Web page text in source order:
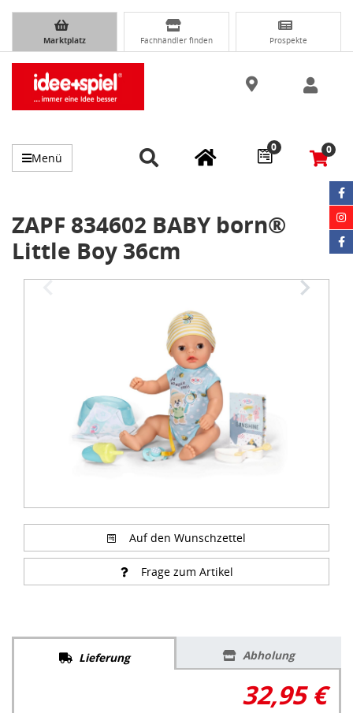
Marktplatz Fachhändler finden Prospekte
Menü
0 0
ZAPF 834602 BABY born®
Little Boy 36cm
Auf den Wunschzettel
Frage zum Artikel
Lieferung Abholung
32,95 €